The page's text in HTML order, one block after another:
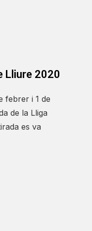
Lliure 2020
febrer i 1 de
de la Lliga
es va